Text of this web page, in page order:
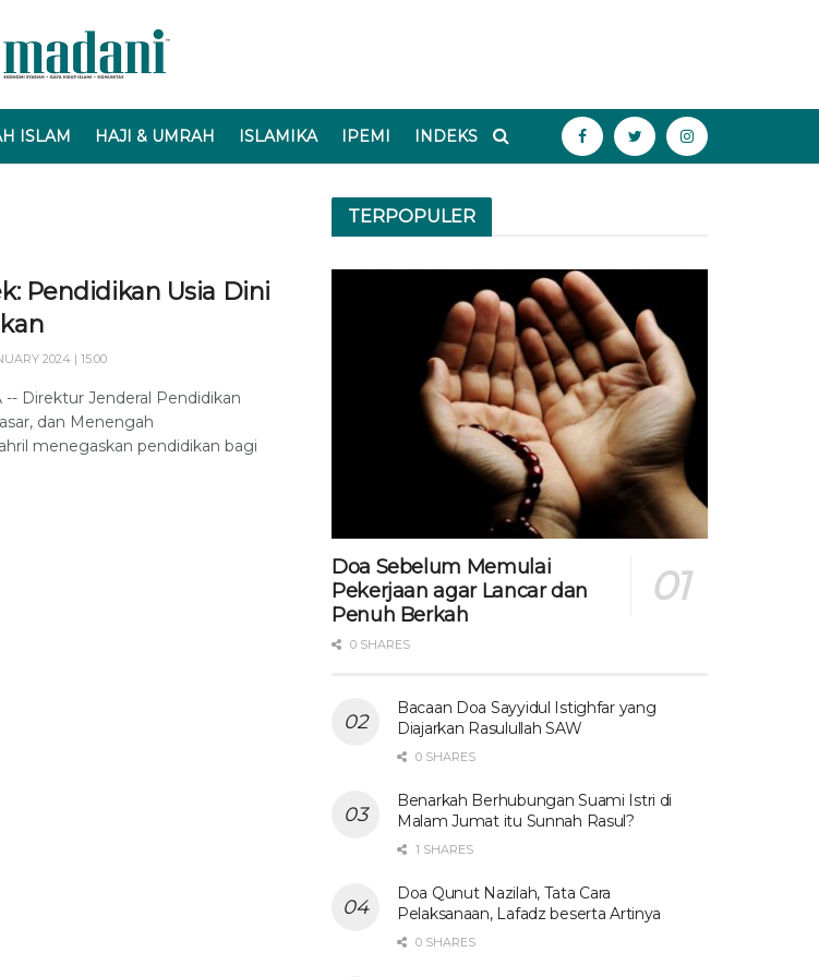
ISLAM HAJI & UMRAH ISLAMIKA IPEMI INDEKS
Pendidikan Usia Dini
2024 | 15:00
-- Direktur Jenderal Pendidikan
dan Menengah
menegaskan pendidikan bagi
TERPOPULER
Doa Sebelum Memulai
Pekerjaan agar Lancar dan
Penuh Berkah
0 SHARES
Bacaan Doa Sayyidul Istighfar yang
Diajarkan Rasulullah SAW
0 SHARES
Benarkah Berhubungan Suami Istri di
Malam Jumat itu Sunnah Rasul?
1 SHARES
Doa Qunut Nazilah, Tata Cara
Pelaksanaan, Lafadz beserta Artinya
0 SHARES